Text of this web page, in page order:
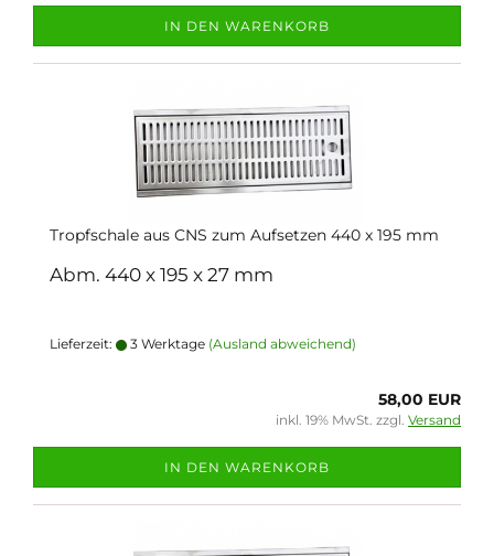
IN DEN WARENKORB
Tropfschale aus CNS zum Aufsetzen 440 x 195 mm
Abm. 440 x 195 x 27 mm
Lieferzeit: 3 Werktage (Ausland abweichend)
58,00 EUR
inkl. 19% MwSt. zzgl. Versand
IN DEN WARENKORB